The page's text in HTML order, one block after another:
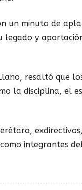
un minuto de
legado y
resaltó que
la disciplina, el
integrantes